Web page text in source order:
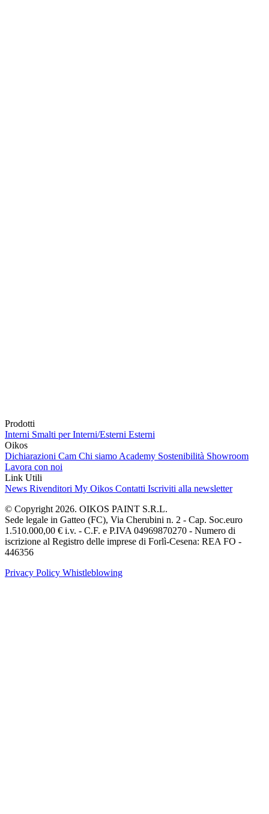
Prodotti
Interni Smalti per Interni/Esterni Esterni
Oikos
Dichiarazioni Cam Chi siamo Academy Sostenibilità Showroom
Lavora con noi
Link Utili
News Rivenditori My Oikos Contatti Iscriviti alla newsletter
© Copyright 2026. OIKOS PAINT S.R.L.
Sede legale in Gatteo (FC), Via Cherubini n. 2 - Cap. Soc.euro
1.510.000,00 € i.v. - C.F. e P.IVA 04969870270 - Numero di
iscrizione al Registro delle imprese di Forlì-Cesena: REA FO -
446356
Privacy Policy Whistleblowing